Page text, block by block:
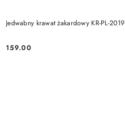
Jedwabny krawat żakardowy KR-PL-2019
Cena:
159.00